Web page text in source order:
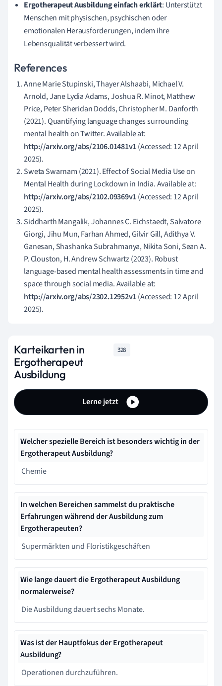
Ergotherapeut Ausbildung einfach erklärt: Unterstützt
Menschen mit physischen, psychischen oder
emotionalen Herausforderungen, indem ihre
Lebensqualität verbessert wird.
References
Anne Marie Stupinski, Thayer Alshaabi, Michael V.
Arnold, Jane Lydia Adams, Joshua R. Minot, Matthew
Price, Peter Sheridan Dodds, Christopher M. Danforth
(2021). Quantifying language changes surrounding
mental health on Twitter. Available at:
http://arxiv.org/abs/2106.01481v1(Accessed: 12 April
2025).
Sweta Swarnam (2021). Effect of Social Media Use on
Mental Health during Lockdown in India. Available at:
http://arxiv.org/abs/2102.09369v1(Accessed: 12 April
2025).
Siddharth Mangalik, Johannes C. Eichstaedt, Salvatore
Giorgi, Jihu Mun, Farhan Ahmed, Gilvir Gill, Adithya V.
Ganesan, Shashanka Subrahmanya, Nikita Soni, Sean A.
P. Clouston, H. Andrew Schwartz (2023). Robust
language-based mental health assessments in time and
space through social media. Available at:
http://arxiv.org/abs/2302.12952v1(Accessed: 12 April
2025).
Karteikarten in
Ergotherapeut
Ausbildung
328
Lerne jetzt
Welcher spezielle Bereich ist besonders wichtig in der
Ergotherapeut Ausbildung?
Chemie
In welchen Bereichen sammelst du praktische
Erfahrungen während der Ausbildung zum
Ergotherapeuten?
Supermärkten und Floristikgeschäften
Wie lange dauert die Ergotherapeut Ausbildung
normalerweise?
Die Ausbildung dauert sechs Monate.
Was ist der Hauptfokus der Ergotherapeut
Ausbildung?
Operationen durchzuführen.